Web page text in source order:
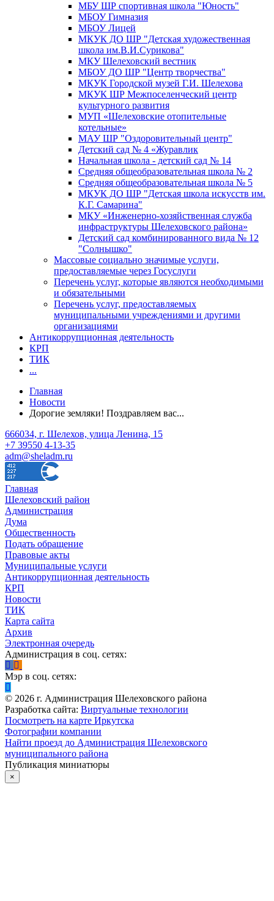
МБУ ШР спортивная школа "Юность"
МБОУ Гимназия
МБОУ Лицей
МКУК ДО ШР "Детская художественная
школа им.В.И.Сурикова"
МКУ Шелеховский вестник
МБОУ ДО ШР "Центр творчества"
МКУК Городской музей Г.И. Шелехова
МКУК ШР Межпоселенческий центр
культурного развития
МУП «Шелеховские отопительные
котельные»
МАУ ШР "Оздоровительный центр"
Детский сад № 4 «Журавлик
Начальная школа - детский сад № 14
Средняя общеобразовательная школа № 2
Средняя общеобразовательная школа № 5
МКУК ДО ШР "Детская школа искусств им.
К.Г. Самарина"
МКУ «Инженерно-хозяйственная служба
инфраструктуры Шелеховского района»
Детский сад комбинированного вида № 12
"Солнышко"
Массовые социально значимые услуги,
предоставляемые через Госуслуги
Перечень услуг, которые являются необходимыми
и обязательными
Перечень услуг, предоставляемых
муниципальными учреждениями и другими
организациями
Антикоррупционная деятельность
КРП
ТИК
...
Главная
Новости
Дорогие земляки! Поздравляем вас...
666034, г. Шелехов, улица Ленина, 15
+7 39550 4-13-35
adm@sheladm.ru
Главная
Шелеховский район
Администрация
Дума
Общественность
Подать обращение
Правовые акты
Муниципальные услуги
Антикоррупционная деятельность
КРП
Новости
ТИК
Карта сайта
Архив
Электронная очередь
Администрация в соц. сетях:
Мэр в соц. сетях:
© 2026 г. Администрация Шелеховского района
Разработка сайта: Виртуальные технологии
Посмотреть на карте Иркутска
Фотографии компании
Найти проезд до Администрация Шелеховского
муниципального района
Публикация миниатюры
×